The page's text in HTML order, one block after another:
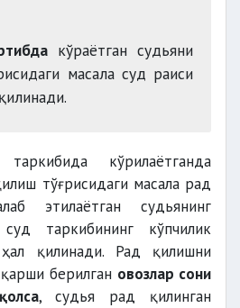
кўраётган судьяни
масала суд раиси
кўрилаётганда
тўғрисидаги масала рад
этилаётган судьянинг
таркибининг кўпчилик
қилинади. Рад қилишни
берилган овозлар сони
, судья рад қилинган